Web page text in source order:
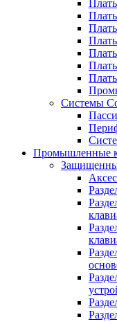
Системы
Промышленные